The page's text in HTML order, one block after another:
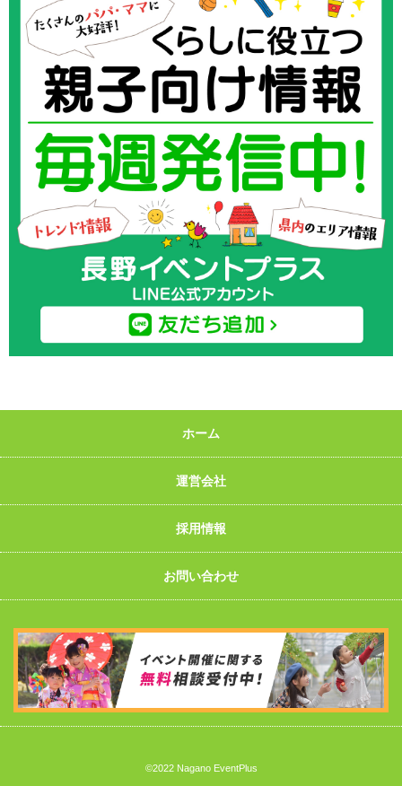
ホーム
運営会社
採用情報
お問い合わせ
©2022 Nagano EventPlus